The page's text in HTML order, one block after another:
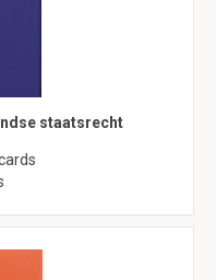
staatsrecht